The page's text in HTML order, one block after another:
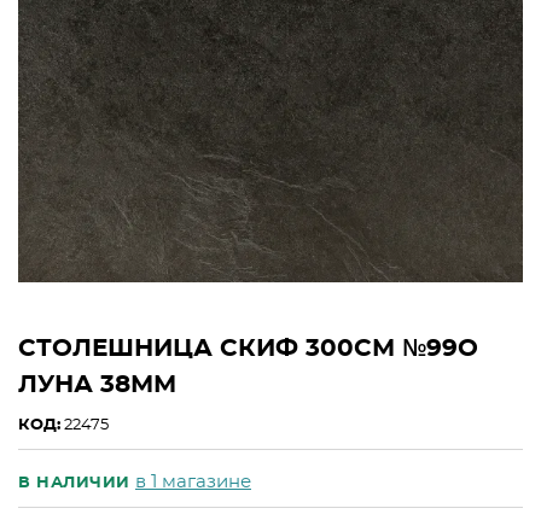
СТОЛЕШНИЦА СКИФ 300СМ №99О
ЛУНА 38ММ
КОД: 22475
В НАЛИЧИИ в 1 магазине